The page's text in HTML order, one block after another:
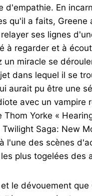
d'empathie. En
qu'il a faits, Greene
ses lignes
à regarder et à
un miracle se
dans lequel il se
aurait pu être une
avec un vampire
Thom Yorke «
Saga: New
l'une des scènes
plus togelées des
le dévouement que